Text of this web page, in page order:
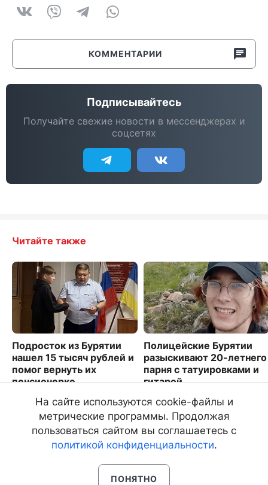
КОММЕНТАРИИ
Подписывайтесь
Получайте свежие новости в мессенджерах и
соцсетях
Читайте также
Подросток из Бурятии
нашел 15 тысяч рублей и
помог вернуть их
пенсионерке
2322
Полицейские Бурятии
разыскивают 20-летнего
парня с татуировками и
гитарой
3806
На сайте используются cookie-файлы и
метрические программы. Продолжая
пользоваться сайтом вы соглашаетесь с
политикой конфиденциальности.
ПОНЯТНО